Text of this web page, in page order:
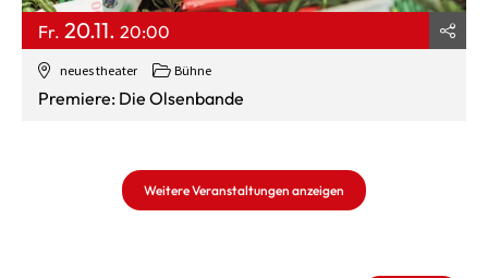
neues theater Bühne
Fr. 20.11. 20:00
Premiere: Die Olsenbande
Weitere Veranstaltungen anzeigen